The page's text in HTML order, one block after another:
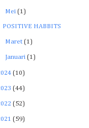
Mei (1)
POSITIVE HABBITS
Maret (1)
Januari (1)
(10)
(44)
(52)
(59)